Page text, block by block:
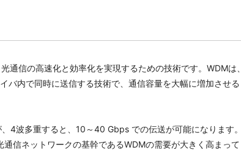
信の高速化と効率化を実現するための技術です。WDMは、
バ内で同時に送信する技術で、通信容量を大幅に増加させる
4波多重すると、10～40 Gbps での伝送が可能になります。
信ネットワークの基幹であるWDMの需要が大きく高まって